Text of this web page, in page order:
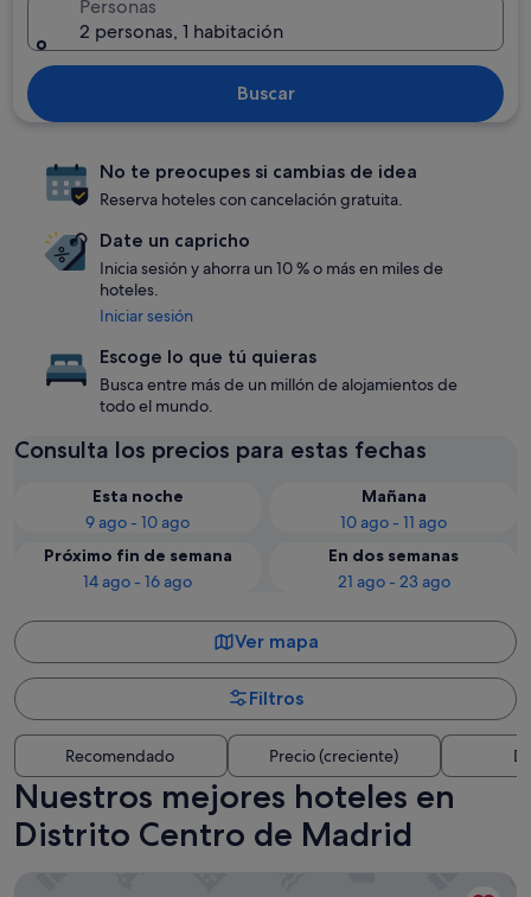
Personas
2 personas, 1 habitación
Buscar
No te preocupes si cambias de idea
Reserva hoteles con cancelación gratuita.
Date un capricho
Inicia sesión y ahorra un 10 % o más en miles de
hoteles.
Iniciar sesión
Escoge lo que tú quieras
Busca entre más de un millón de alojamientos de
todo el mundo.
Consulta los precios para estas fechas
Esta noche
9 ago - 10 ago
Mañana
10 ago - 11 ago
Próximo fin de semana
14 ago - 16 ago
En dos semanas
21 ago - 23 ago
Ver mapa
Filtros
Recomendado Precio (creciente)
Nuestros mejores hoteles en
Distrito Centro de Madrid